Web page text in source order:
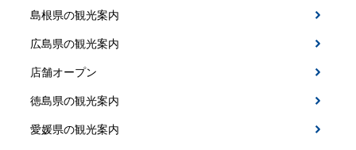
島根県の観光案内
広島県の観光案内
店舗オープン
徳島県の観光案内
愛媛県の観光案内